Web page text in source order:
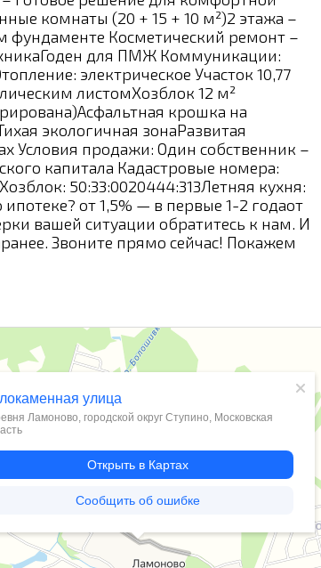
комнаты (20 + 15 + 10 м²)2 этажа –
фундаменте Косметический ремонт –
для ПМЖ Коммуникации:
электрическое Участок 10,77
листомХозблок 12 м²
крошка на
экологичная зонаРазвитая
Условия продажи: Один собственник –
капитала Кадастровые номера:
50:33:0020444:313Летняя кухня:
от 1,5% — в первые 1-2 годаот
вашей ситуации обратитесь к нам. И
Звоните прямо сейчас! Покажем